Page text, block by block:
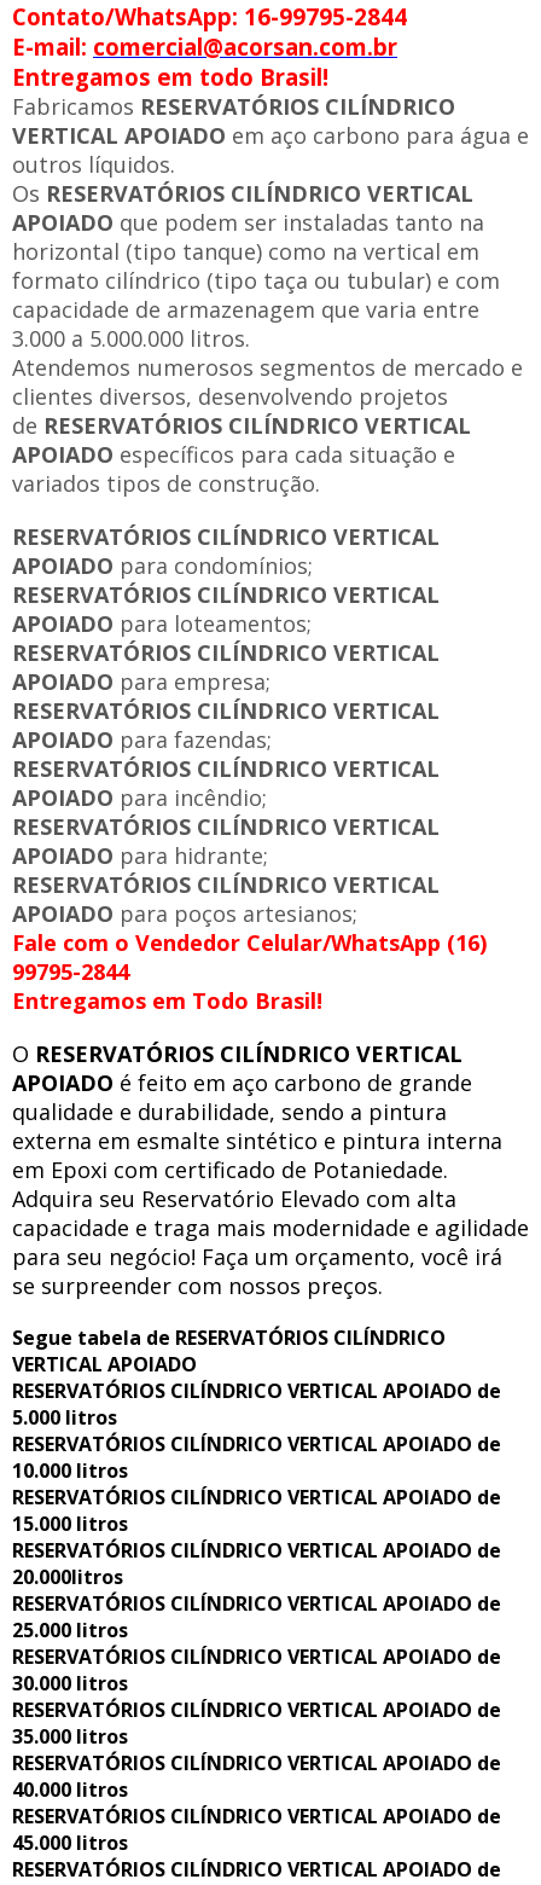
Contato/WhatsApp: 16-99795-2844
E-mail: comercial@acorsan.com.br
Entregamos em todo Brasil!
Fabricamos RESERVATÓRIOS CILÍNDRICO
VERTICAL APOIADO em aço carbono para água e
outros líquidos.
Os RESERVATÓRIOS CILÍNDRICO VERTICAL
APOIADO que podem ser instaladas tanto na
horizontal (tipo tanque) como na vertical em
formato cilíndrico (tipo taça ou tubular) e com
capacidade de armazenagem que varia entre
3.000 a 5.000.000 litros.
Atendemos numerosos segmentos de mercado e
clientes diversos, desenvolvendo projetos
de RESERVATÓRIOS CILÍNDRICO VERTICAL
APOIADO específicos para cada situação e
variados tipos de construção.
RESERVATÓRIOS CILÍNDRICO VERTICAL
APOIADO para condomínios;
RESERVATÓRIOS CILÍNDRICO VERTICAL
APOIADO para loteamentos;
RESERVATÓRIOS CILÍNDRICO VERTICAL
APOIADO para empresa;
RESERVATÓRIOS CILÍNDRICO VERTICAL
APOIADO para fazendas;
RESERVATÓRIOS CILÍNDRICO VERTICAL
APOIADO para incêndio;
RESERVATÓRIOS CILÍNDRICO VERTICAL
APOIADO para hidrante;
RESERVATÓRIOS CILÍNDRICO VERTICAL
APOIADO para poços artesianos;
Fale com o Vendedor Celular/WhatsApp (16)
99795-2844
Entregamos em Todo Brasil!
O RESERVATÓRIOS CILÍNDRICO VERTICAL
APOIADO é feito em aço carbono de grande
qualidade e durabilidade, sendo a pintura
externa em esmalte sintético e pintura interna
em Epoxi com certificado de Potaniedade.
Adquira seu Reservatório Elevado com alta
capacidade e traga mais modernidade e agilidade
para seu negócio! Faça um orçamento, você irá
se surpreender com nossos preços.
Segue tabela de RESERVATÓRIOS CILÍNDRICO
VERTICAL APOIADO
RESERVATÓRIOS CILÍNDRICO VERTICAL APOIADO de
5.000 litros
RESERVATÓRIOS CILÍNDRICO VERTICAL APOIADO de
10.000 litros
RESERVATÓRIOS CILÍNDRICO VERTICAL APOIADO de
15.000 litros
RESERVATÓRIOS CILÍNDRICO VERTICAL APOIADO de
20.000litros
RESERVATÓRIOS CILÍNDRICO VERTICAL APOIADO de
25.000 litros
RESERVATÓRIOS CILÍNDRICO VERTICAL APOIADO de
30.000 litros
RESERVATÓRIOS CILÍNDRICO VERTICAL APOIADO de
35.000 litros
RESERVATÓRIOS CILÍNDRICO VERTICAL APOIADO de
40.000 litros
RESERVATÓRIOS CILÍNDRICO VERTICAL APOIADO de
45.000 litros
RESERVATÓRIOS CILÍNDRICO VERTICAL APOIADO de